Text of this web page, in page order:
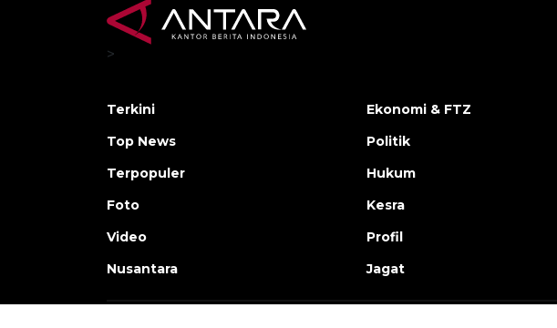
>
Terkini
Top News
Terpopuler
Foto
Video
Nusantara
Ekonomi & FTZ
Politik
Hukum
Kesra
Profil
Jagat